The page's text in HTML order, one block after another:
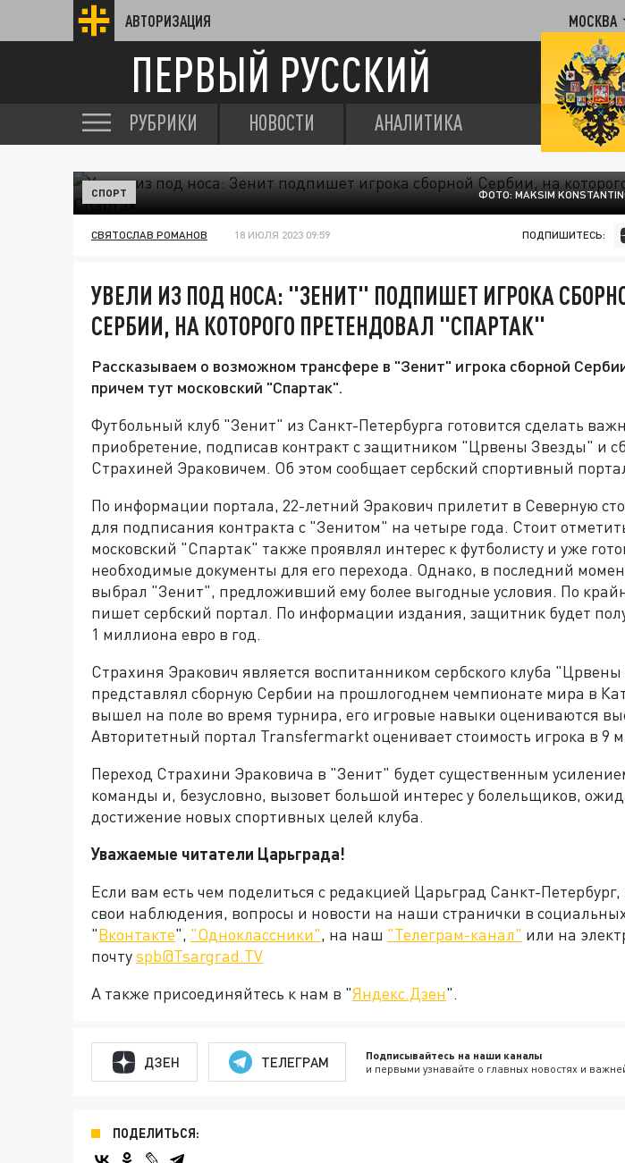
АВТОРИЗАЦИЯ МОСКВА
ПЕРВЫЙ РУССКИЙ
РУБРИКИ НОВОСТИ АНАЛИТИКА
ФОТО: MAKSIM
СПОРТ
СВЯТОСЛАВ РОМАНОВ 18 ИЮЛЯ 2023 09:59 ПОДПИШИТЕСЬ:
УВЕЛИ ИЗ ПОД НОСА: "ЗЕНИТ" ПОДПИШЕТ ИГРОКА
СЕРБИИ, НА КОТОРОГО ПРЕТЕНДОВАЛ "СПАРТАК"
Рассказываем о возможном трансфере в "Зенит" игрока сборной
причем тут московский "Спартак".
Футбольный клуб "Зенит" из Санкт-Петербурга готовится сделать
приобретение, подписав контракт с защитником "Црвены Звезды" и
Страхиней Эраковичем. Об этом сообщает сербский спортивный
По информации портала, 22-летний Эракович прилетит в Северную
для подписания контракта с "Зенитом" на четыре года. Стоит
московский "Спартак" также проявлял интерес к футболисту и уже
необходимые документы для его перехода. Однако, в последний
выбрал "Зенит", предложивший ему более выгодные условия. По
пишет сербский портал. По информации издания, защитник будет
1 миллиона евро в год.
Страхиня Эракович является воспитанником сербского клуба
представлял сборную Сербии на прошлогоднем чемпионате мира в
вышел на поле во время турнира, его игровые навыки оцениваются
Авторитетный портал Transfermarkt оценивает стоимость игрока в 9
Переход Страхини Эраковича в "Зенит" будет существенным
команды и, безусловно, вызовет большой интерес у болельщиков,
достижение новых спортивных целей клуба.
Уважаемые читатели Царьграда!
Если вам есть чем поделиться с редакцией Царьград Санкт-
свои наблюдения, вопросы и новости на наши странички в
"Вконтакте", "Одноклассники", на наш "Телеграм-канал" или на
почтуspb@Tsargrad.TV
А также присоединяйтесь к нам в "Яндекс.Дзен".
ДЗЕН ТЕЛЕГРАМ Подписывайтесь на наши каналы
и первыми узнавайте о главных новостях и
ПОДЕЛИТЬСЯ: